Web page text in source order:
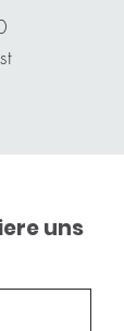
uns